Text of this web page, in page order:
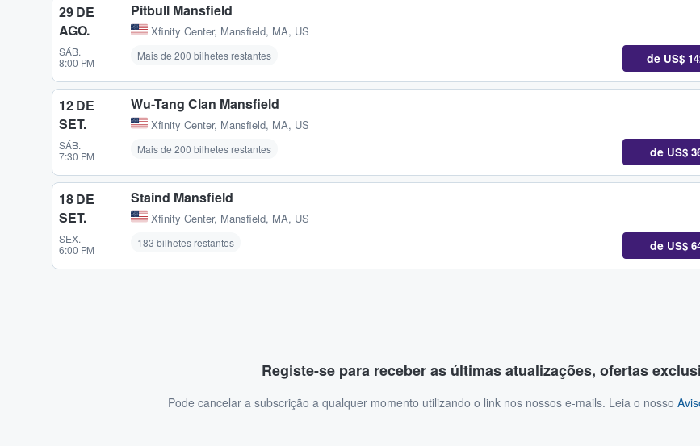
29 DE
AGO.
SÁB.
8:00 PM
Pitbull Mansfield
Xfinity Center, Mansfield, MA, US
Mais de 200 bilhetes restantes de US$
12 DE
SET.
SÁB.
7:30 PM
Wu-Tang Clan Mansfield
Xfinity Center, Mansfield, MA, US
Mais de 200 bilhetes restantes de US$
18 DE
SET.
SEX.
6:00 PM
Staind Mansfield
Xfinity Center, Mansfield, MA, US
183 bilhetes restantes de US$
Registe-se para receber as últimas atualizações, ofertas
Pode cancelar a subscrição a qualquer momento utilizando o link nos nossos e-mails. Leia o nosso